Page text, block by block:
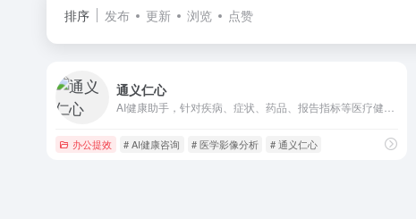
排序 发布 更新 浏览 点赞
通义仁心
办公提效 # AI健康咨询 # 医学影像分析 # 通义仁心